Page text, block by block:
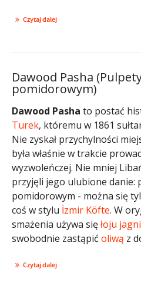
Czytaj dalej
Dawood Pasha
pomidorowym)
Dawood Pasha to postać
Turek, któremu w 1861
Nie zyskał przychylności
była właśnie w trakcie
wyzwoleńczej. Nie mniej
przyjęli jego ulubione danie:
pomidorowym - można się
coś w stylu İzmir Köfte. W
smażenia używa sięłoju
swobodnie zastąpić oliwą z
Czytaj dalej